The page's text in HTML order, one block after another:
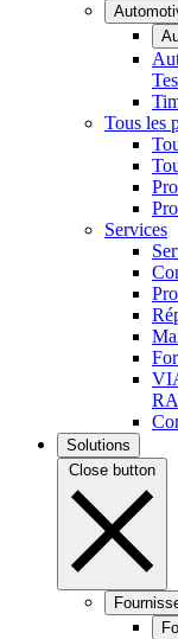
Tous les
Services
Solutions
Close button